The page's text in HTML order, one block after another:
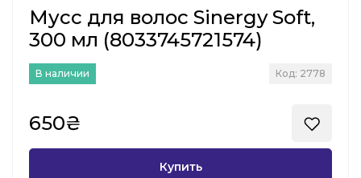
Мусс для волос Sinergy Soft,
300 мл (8033745721574)
В наличии Код: 2778
650₴
Купить